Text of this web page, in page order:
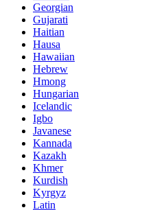
Georgian
Gujarati
Haitian
Hausa
Hawaiian
Hebrew
Hmong
Hungarian
Icelandic
Igbo
Javanese
Kannada
Kazakh
Khmer
Kurdish
Kyrgyz
Latin